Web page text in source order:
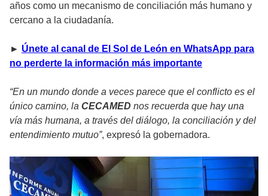
años como un mecanismo de conciliación más humano y
cercano a la ciudadanía.
► Únete al canal de El Sol de León en WhatsApp para
no perderte la información más importante
“En un mundo donde a veces parece que el conflicto es el
único camino, la CECAMED nos recuerda que hay una
vía más humana, a través del diálogo, la conciliación y del
entendimiento mutuo”, expresó la gobernadora.